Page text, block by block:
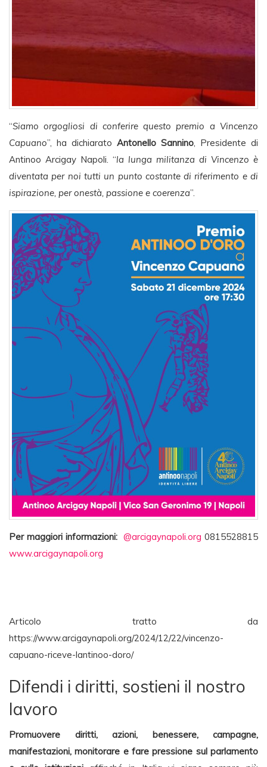
“Siamo orgogliosi di conferire questo premio a Vincenzo
Capuano”, ha dichiarato Antonello Sannino, Presidente di
Antinoo Arcigay Napoli. “la lunga militanza di Vincenzo è
diventata per noi tutti un punto costante di riferimento e di
ispirazione, per onestà, passione e coerenza”.
Per maggiori informazioni: @arcigaynapoli.org 0815528815
www.arcigaynapoli.org
Articolo tratto da
https://www.arcigaynapoli.org/2024/12/22/vincenzo-
capuano-riceve-lantinoo-doro/
Difendi i diritti, sostieni il nostro
lavoro
Promuovere diritti, azioni, benessere, campagne,
manifestazioni, monitorare e fare pressione sul parlamento